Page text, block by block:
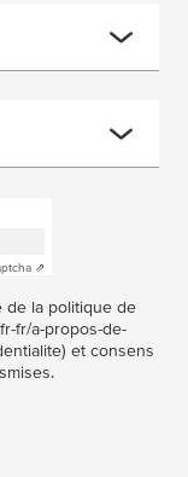
⇗
de la politique de
fr/a-propos-de-
et consens